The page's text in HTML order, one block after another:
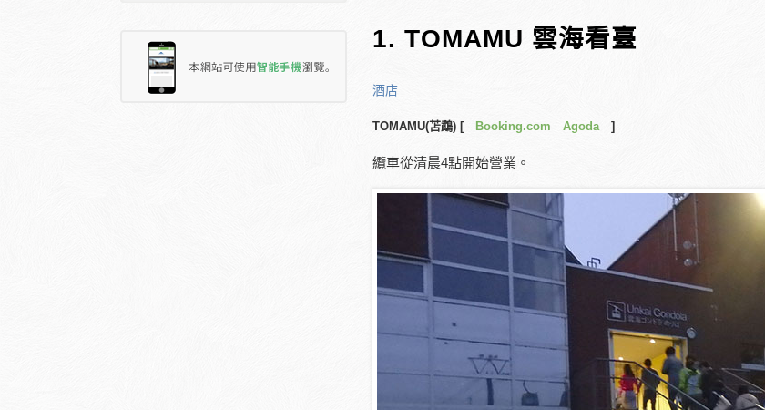
1. TOMAMU 雲海看臺
酒店
TOMAMU(苫鵡) [ Booking.com Agoda]
纜車從清晨4點開始營業。